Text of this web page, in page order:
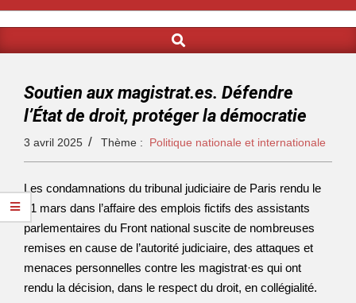
Soutien aux magistrat.es. Défendre
l’État de droit, protéger la démocratie
3 avril 2025 Thème : Politique nationale et internationale
Les condamnations du tribunal judiciaire de Paris rendu le
31 mars dans l’affaire des emplois fictifs des assistants
parlementaires du Front national suscite de nombreuses
remises en cause de l’autorité judiciaire, des attaques et
menaces personnelles contre les magistrat·es qui ont
rendu la décision, dans le respect du droit, en collégialité.